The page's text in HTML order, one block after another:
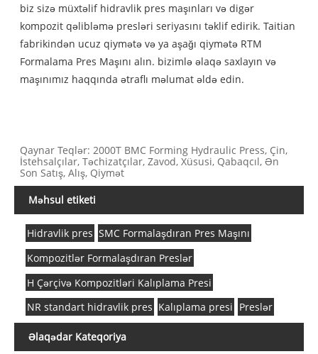
biz sizə müxtəlif hidravlik pres maşınları və digər
kompozit qəlibləmə presləri seriyasını təklif edirik. Taitian
fabrikindən ucuz qiymətə və ya aşağı qiymətə RTM
Formalama Pres Maşını alın. bizimlə əlaqə saxlayın və
maşınımız haqqında ətraflı məlumat əldə edin.
Qaynar Teqlər: 2000T BMC Forming Hydraulic Press, Çin,
İstehsalçılar, Təchizatçılar, Zavod, Xüsusi, Qabaqcıl, Ən
Son Satış, Alış, Qiymət
Məhsul etiketi
Hidravlik pres SMC Formalaşdıran Pres Maşını
Kompozitlər Formalaşdıran Preslər
H Çərçivə Kompozitləri Kalıplama Presi
NR standart hidravlik pres Kalıplama presi Preslər
Əlaqədar Kateqoriya